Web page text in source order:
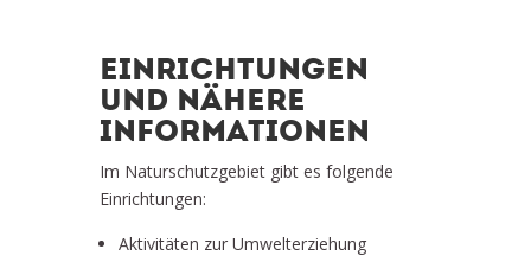
EINRICHTUNGEN
UND NÄHERE
INFORMATIONEN
Im Naturschutzgebiet gibt es folgende
Einrichtungen:
Aktivitäten zur Umwelterziehung